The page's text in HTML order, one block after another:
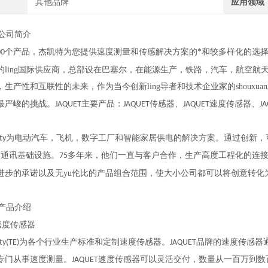
司简介
个产品，杰凯特为您提供速度测量和传感解决方案的*和较多样化的选
ling国际供应商，总部设在巴塞尔，在能源生产，铁路，汽车，航空航
生产性和互联性的未来，作为当今创新ling导者和技术企业家的shouxuan
严峻的挑战。 JAQUET主要产品： JAQUET传感器、 JAQUET速度传感器、
为电动汽车，飞机，数字工厂和智能家居供电的解决方案。通过创新
讯基础设施。 75多年来，他们一直与客户合作，生产高度工程化的连
步的承诺以及无yu伦比的产品组合范围，使大小公司都可以将创意转
品介绍
度传感器
为各个行业生产标准和定制速度传感器。 JAQUET品牌的速度传感器
门从事速度测量。 JAQUET速度传感器可以灵活交付，数量从一百万到